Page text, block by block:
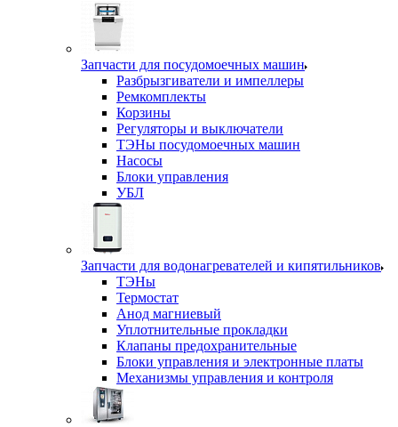
Запчасти для посудомоечных машин
Разбрызгиватели и импеллеры
Ремкомплекты
Корзины
Регуляторы и выключатели
ТЭНы посудомоечных машин
Насосы
Блоки управления
УБЛ
Запчасти для водонагревателей и кипятильников
ТЭНы
Термостат
Анод магниевый
Уплотнительные прокладки
Клапаны предохранительные
Блоки управления и электронные платы
Механизмы управления и контроля